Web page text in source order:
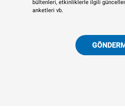
bültenleri, etkinliklerle ilgili
anketleri vb.